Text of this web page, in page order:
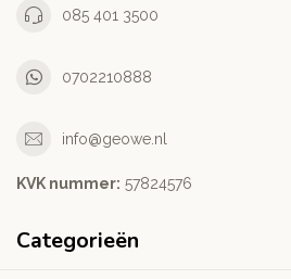
085 401 3500
0702210888
info@geowe.nl
KVK nummer: ‭57824576‬
Categorieën